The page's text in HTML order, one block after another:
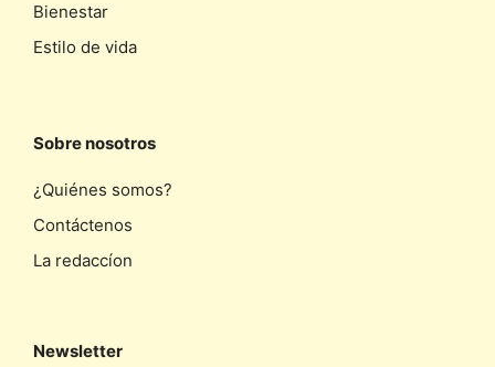
Bienestar
Estilo de vida
Sobre nosotros
¿Quiénes somos?
Contáctenos
La redaccíon
Newsletter